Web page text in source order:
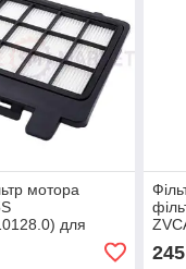
мотора
для
Zelmer \ Bosch
245